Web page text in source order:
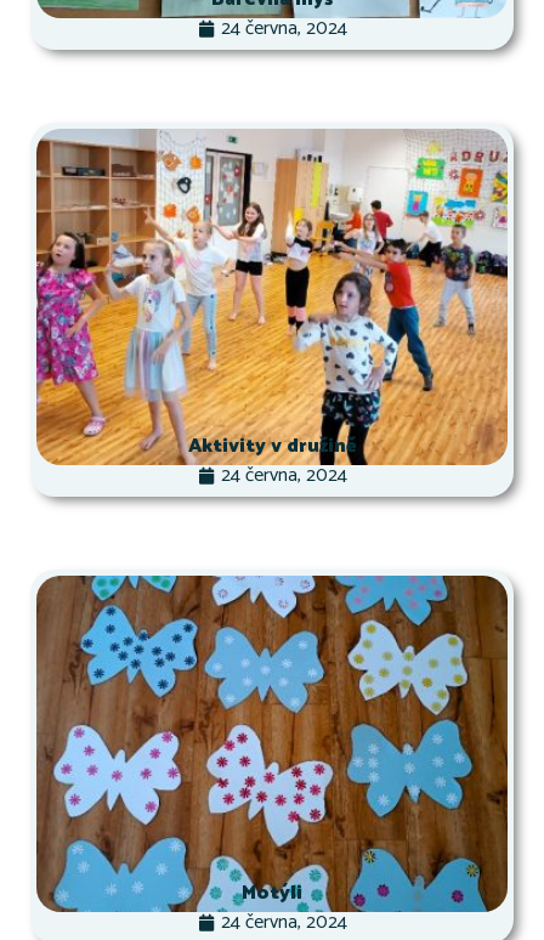
24 června, 2024
Aktivity v družině
24 června, 2024
Motýli
24 června, 2024